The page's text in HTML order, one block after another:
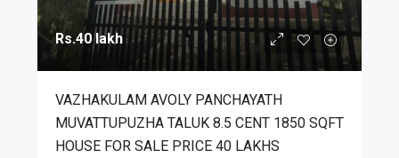
Rs.40 lakh
VAZHAKULAM AVOLY PANCHAYATH
MUVATTUPUZHA TALUK 8.5 CENT 1850 SQFT
HOUSE FOR SALE PRICE 40 LAKHS